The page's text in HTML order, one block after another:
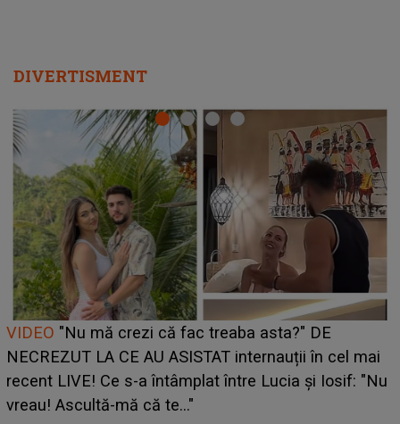
DIVERTISMENT
Cine este Bianca, tânăra clujeancă luată pe scenă la
UNTOLD ONE de Zara Larsson? Aceasta a dezvăluit
ce i-a spus artista suedeză în culise: „Nu am fost
pregătită...”